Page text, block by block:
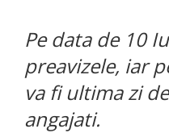
Pe data de 10
preavizele, iar
va fi ultima zi
angajati.